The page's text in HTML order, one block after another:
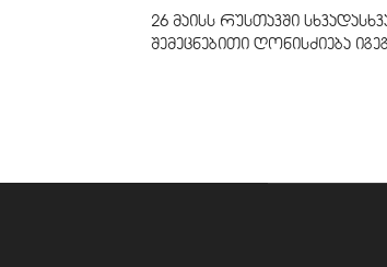
26 მაისს რუსთავში
შემეცნებითი ღონისძიება